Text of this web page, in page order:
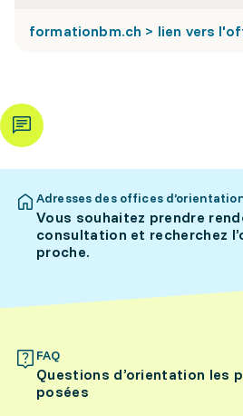
formationbm.ch > lien vers
Adresses des offices
Vous souhaitez prendre
consultation et recherchez
proche.
FAQ
Questions d’orientation les
posées